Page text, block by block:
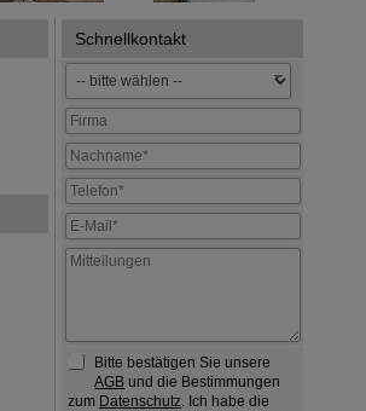
Schnellkontakt
Bitte bestätigen Sie unsere
AGB und die Bestimmungen
zum Datenschutz. Ich habe die